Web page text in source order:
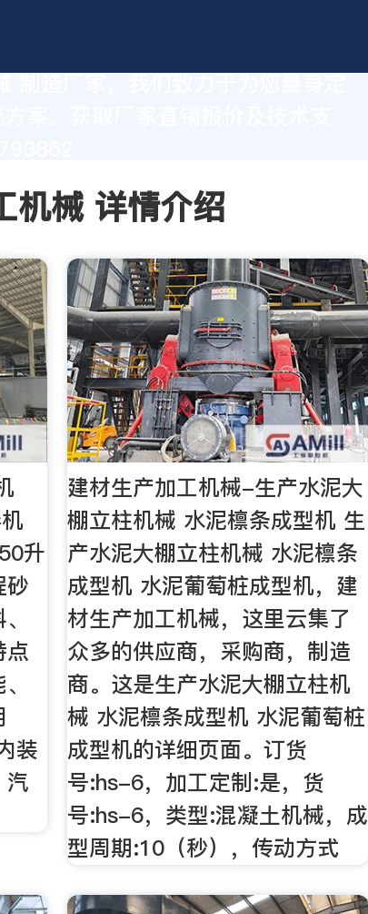
案。获取厂家直销报价及技术支
机械 详情介绍
升
砂
点
装
汽
建材生产加工机械-生产水泥大
棚立柱机械 水泥檩条成型机 生
产水泥大棚立柱机械 水泥檩条
成型机 水泥葡萄桩成型机，建
材生产加工机械，这里云集了
众多的供应商，采购商，制造
商。这是生产水泥大棚立柱机
械 水泥檩条成型机 水泥葡萄桩
成型机的详细页面。订货
号:hs-6，加工定制:是，货
号:hs-6，类型:混凝土机械，成
型周期:10（秒），传动方式